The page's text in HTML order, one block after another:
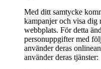
Med ditt samtycke
kampanjer och visa dig
webbplats. För detta
personuppgifter med
använder deras
använder deras tjänster: